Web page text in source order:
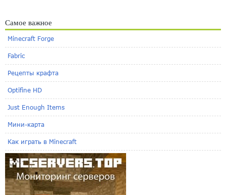
Самое важное
Minecraft Forge
Fabric
Рецепты крафта
Optifine HD
Just Enough Items
Мини-карта
Как играть в Minecraft